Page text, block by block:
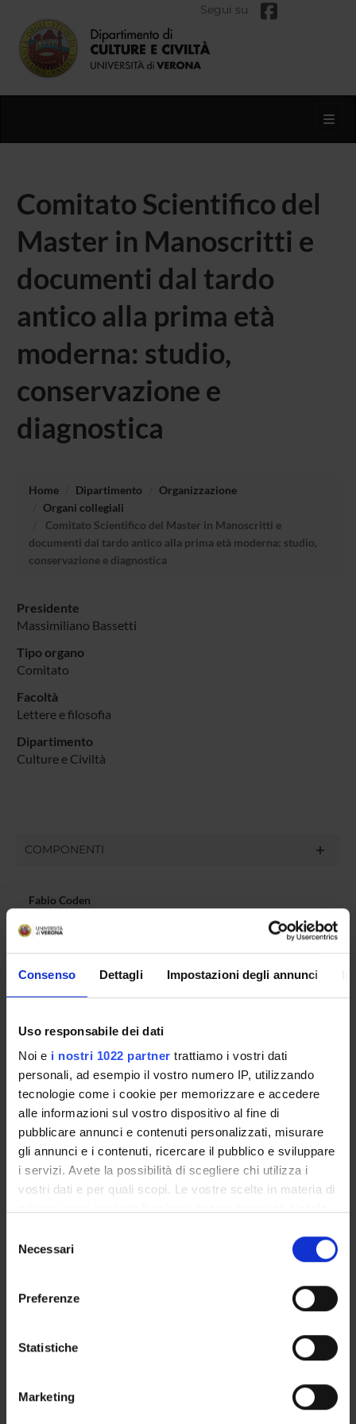
Consenso Dettagli Impostazioni degli annunci
Uso responsabile dei dati
Noi e i nostri 1022 partner trattiamo i vostri dati
personali, ad esempio il vostro numero IP, utilizzando
tecnologie come i cookie per memorizzare e accedere
alle informazioni sul vostro dispositivo al fine di
pubblicare annunci e contenuti personalizzati, misurare
gli annunci e i contenuti, ricercare il pubblico e sviluppare
i servizi. Avete la possibilità di scegliere chi utilizza i
vostri dati e per quali scopi. Le vostre scelte in materia di
modificare o revocare il proprio consenso in qualsiasi
momento dalla Dichiarazione sui cookie o facendo clic
raccogliere informazioni sulla tua posizione
geografica, con un'approssimazione di qualche
Identificare il tuo dispositivo, scansionandolo
delNecessari
Preferenze
Statistiche
Marketing
Segui su
Comitato Scientifico del
Master in Manoscritti e
documenti dal tardo
antico alla prima età
moderna: studio,
conservazione e
diagnostica
Home Dipartimento
Organizzazione
Organi collegiali
Comitato Scientifico del Master in Manoscritti e
documenti dal tardo antico alla prima età moderna: studio,
conservazione e diagnostica
Presidente
Massimiliano Bassetti
Tipo organo
Comitato
Facoltà
Lettere e filosofia
Dipartimento
Culture e Civiltà
COMPONENTI
Fabio Coden
Claudia Daffara
Edoardo Ferrarini
Tiziana Franco
Paolo Pellegrini
Mariaclara Rossi
Paolo Scattolin
Arnaldo Soldani
Marco Stoffella
SEDUTE E VERBALI
COMMISSIONI